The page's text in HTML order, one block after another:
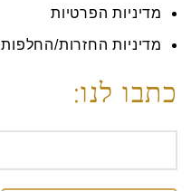
מדיניות הפרטיות
מדיניות החזרות/החלפות
כתבו לנו: